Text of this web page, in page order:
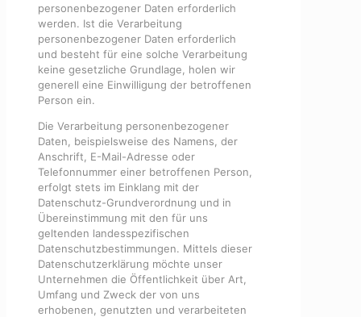
personenbezogener Daten erforderlich
werden. Ist die Verarbeitung
personenbezogener Daten erforderlich
und besteht für eine solche Verarbeitung
keine gesetzliche Grundlage, holen wir
generell eine Einwilligung der betroffenen
Person ein.
Die Verarbeitung personenbezogener
Daten, beispielsweise des Namens, der
Anschrift, E-Mail-Adresse oder
Telefonnummer einer betroffenen Person,
erfolgt stets im Einklang mit der
Datenschutz-Grundverordnung und in
Übereinstimmung mit den für uns
geltenden landesspezifischen
Datenschutzbestimmungen. Mittels dieser
Datenschutzerklärung möchte unser
Unternehmen die Öffentlichkeit über Art,
Umfang und Zweck der von uns
erhobenen, genutzten und verarbeiteten